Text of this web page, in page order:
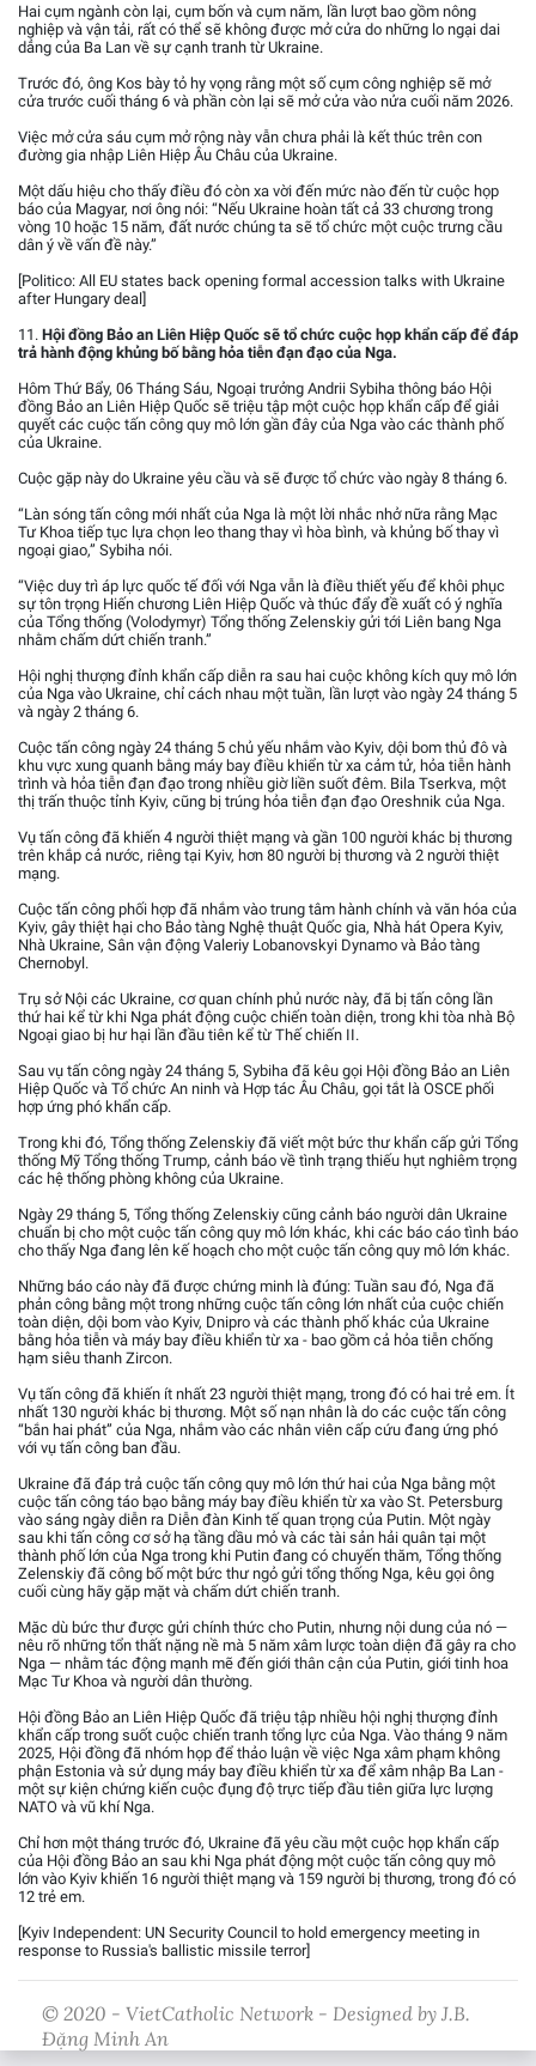
Hai cụm ngành còn lại, cụm bốn và cụm năm, lần lượt bao gồm nông
nghiệp và vận tải, rất có thể sẽ không được mở cửa do những lo ngại dai
dẳng của Ba Lan về sự cạnh tranh từ Ukraine.
Trước đó, ông Kos bày tỏ hy vọng rằng một số cụm công nghiệp sẽ mở
cửa trước cuối tháng 6 và phần còn lại sẽ mở cửa vào nửa cuối năm 2026.
Việc mở cửa sáu cụm mở rộng này vẫn chưa phải là kết thúc trên con
đường gia nhập Liên Hiệp Âu Châu của Ukraine.
Một dấu hiệu cho thấy điều đó còn xa vời đến mức nào đến từ cuộc họp
báo của Magyar, nơi ông nói: “Nếu Ukraine hoàn tất cả 33 chương trong
vòng 10 hoặc 15 năm, đất nước chúng ta sẽ tổ chức một cuộc trưng cầu
dân ý về vấn đề này.”
[Politico: All EU states back opening formal accession talks with Ukraine
after Hungary deal]
11. Hội đồng Bảo an Liên Hiệp Quốc sẽ tổ chức cuộc họp khẩn cấp để đáp
trả hành động khủng bố bằng hỏa tiễn đạn đạo của Nga.
Hôm Thứ Bẩy, 06 Tháng Sáu, Ngoại trưởng Andrii Sybiha thông báo Hội
đồng Bảo an Liên Hiệp Quốc sẽ triệu tập một cuộc họp khẩn cấp để giải
quyết các cuộc tấn công quy mô lớn gần đây của Nga vào các thành phố
của Ukraine.
Cuộc gặp này do Ukraine yêu cầu và sẽ được tổ chức vào ngày 8 tháng 6.
“Làn sóng tấn công mới nhất của Nga là một lời nhắc nhở nữa rằng Mạc
Tư Khoa tiếp tục lựa chọn leo thang thay vì hòa bình, và khủng bố thay vì
ngoại giao,” Sybiha nói.
“Việc duy trì áp lực quốc tế đối với Nga vẫn là điều thiết yếu để khôi phục
sự tôn trọng Hiến chương Liên Hiệp Quốc và thúc đẩy đề xuất có ý nghĩa
của Tổng thống (Volodymyr) Tổng thống Zelenskiy gửi tới Liên bang Nga
nhằm chấm dứt chiến tranh.”
Hội nghị thượng đỉnh khẩn cấp diễn ra sau hai cuộc không kích quy mô lớn
của Nga vào Ukraine, chỉ cách nhau một tuần, lần lượt vào ngày 24 tháng 5
và ngày 2 tháng 6.
Cuộc tấn công ngày 24 tháng 5 chủ yếu nhắm vào Kyiv, dội bom thủ đô và
khu vực xung quanh bằng máy bay điều khiển từ xa cảm tử, hỏa tiễn hành
trình và hỏa tiễn đạn đạo trong nhiều giờ liền suốt đêm. Bila Tserkva, một
thị trấn thuộc tỉnh Kyiv, cũng bị trúng hỏa tiễn đạn đạo Oreshnik của Nga.
Vụ tấn công đã khiến 4 người thiệt mạng và gần 100 người khác bị thương
trên khắp cả nước, riêng tại Kyiv, hơn 80 người bị thương và 2 người thiệt
mạng.
Cuộc tấn công phối hợp đã nhắm vào trung tâm hành chính và văn hóa của
Kyiv, gây thiệt hại cho Bảo tàng Nghệ thuật Quốc gia, Nhà hát Opera Kyiv,
Nhà Ukraine, Sân vận động Valeriy Lobanovskyi Dynamo và Bảo tàng
Chernobyl.
Trụ sở Nội các Ukraine, cơ quan chính phủ nước này, đã bị tấn công lần
thứ hai kể từ khi Nga phát động cuộc chiến toàn diện, trong khi tòa nhà Bộ
Ngoại giao bị hư hại lần đầu tiên kể từ Thế chiến II.
Sau vụ tấn công ngày 24 tháng 5, Sybiha đã kêu gọi Hội đồng Bảo an Liên
Hiệp Quốc và Tổ chức An ninh và Hợp tác Âu Châu, gọi tắt là OSCE phối
hợp ứng phó khẩn cấp.
Trong khi đó, Tổng thống Zelenskiy đã viết một bức thư khẩn cấp gửi Tổng
thống Mỹ Tổng thống Trump, cảnh báo về tình trạng thiếu hụt nghiêm trọng
các hệ thống phòng không của Ukraine.
Ngày 29 tháng 5, Tổng thống Zelenskiy cũng cảnh báo người dân Ukraine
chuẩn bị cho một cuộc tấn công quy mô lớn khác, khi các báo cáo tình báo
cho thấy Nga đang lên kế hoạch cho một cuộc tấn công quy mô lớn khác.
Những báo cáo này đã được chứng minh là đúng: Tuần sau đó, Nga đã
phản công bằng một trong những cuộc tấn công lớn nhất của cuộc chiến
toàn diện, dội bom vào Kyiv, Dnipro và các thành phố khác của Ukraine
bằng hỏa tiễn và máy bay điều khiển từ xa - bao gồm cả hỏa tiễn chống
hạm siêu thanh Zircon.
Vụ tấn công đã khiến ít nhất 23 người thiệt mạng, trong đó có hai trẻ em. Ít
nhất 130 người khác bị thương. Một số nạn nhân là do các cuộc tấn công
“bắn hai phát” của Nga, nhắm vào các nhân viên cấp cứu đang ứng phó
với vụ tấn công ban đầu.
Ukraine đã đáp trả cuộc tấn công quy mô lớn thứ hai của Nga bằng một
cuộc tấn công táo bạo bằng máy bay điều khiển từ xa vào St. Petersburg
vào sáng ngày diễn ra Diễn đàn Kinh tế quan trọng của Putin. Một ngày
sau khi tấn công cơ sở hạ tầng dầu mỏ và các tài sản hải quân tại một
thành phố lớn của Nga trong khi Putin đang có chuyến thăm, Tổng thống
Zelenskiy đã công bố một bức thư ngỏ gửi tổng thống Nga, kêu gọi ông
cuối cùng hãy gặp mặt và chấm dứt chiến tranh.
Mặc dù bức thư được gửi chính thức cho Putin, nhưng nội dung của nó —
nêu rõ những tổn thất nặng nề mà 5 năm xâm lược toàn diện đã gây ra cho
Nga — nhằm tác động mạnh mẽ đến giới thân cận của Putin, giới tinh hoa
Mạc Tư Khoa và người dân thường.
Hội đồng Bảo an Liên Hiệp Quốc đã triệu tập nhiều hội nghị thượng đỉnh
khẩn cấp trong suốt cuộc chiến tranh tổng lực của Nga. Vào tháng 9 năm
2025, Hội đồng đã nhóm họp để thảo luận về việc Nga xâm phạm không
phận Estonia và sử dụng máy bay điều khiển từ xa để xâm nhập Ba Lan -
một sự kiện chứng kiến cuộc đụng độ trực tiếp đầu tiên giữa lực lượng
NATO và vũ khí Nga.
Chỉ hơn một tháng trước đó, Ukraine đã yêu cầu một cuộc họp khẩn cấp
của Hội đồng Bảo an sau khi Nga phát động một cuộc tấn công quy mô
lớn vào Kyiv khiến 16 người thiệt mạng và 159 người bị thương, trong đó có
12 trẻ em.
[Kyiv Independent: UN Security Council to hold emergency meeting in
response to Russia's ballistic missile terror]
© 2020 - VietCatholic Network - Designed by J.B.
Đặng Minh An